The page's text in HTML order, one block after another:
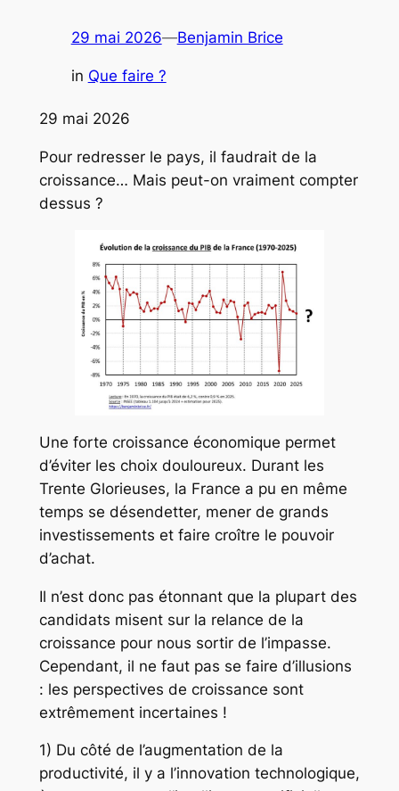
29 mai 2026—Benjamin Brice
in Que faire ?
29 mai 2026
Pour redresser le pays, il faudrait de la
croissance… Mais peut-on vraiment compter
dessus ?
Une forte croissance économique permet
d’éviter les choix douloureux. Durant les
Trente Glorieuses, la France a pu en même
temps se désendetter, mener de grands
investissements et faire croître le pouvoir
d’achat.
Il n’est donc pas étonnant que la plupart des
candidats misent sur la relance de la
croissance pour nous sortir de l’impasse.
Cependant, il ne faut pas se faire d’illusions
: les perspectives de croissance sont
extrêmement incertaines !
1) Du côté de l’augmentation de la
productivité, il y a l’innovation technologique,